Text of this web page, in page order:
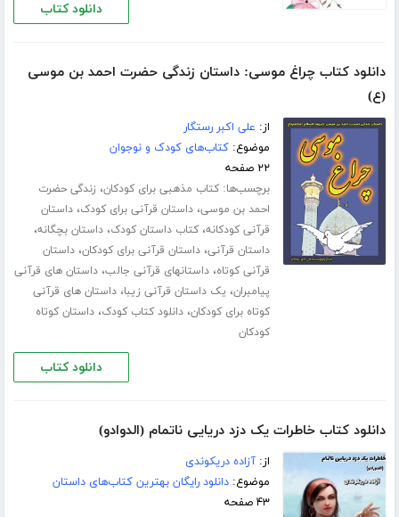
دانلود کتاب
دانلود کتاب چراغ موسی: داستان زندگی حضرت احمد بن موسی
(ع)
از: علی اکبر رستگار
موضوع:کتاب‌های کودک و نوجوان
۲۲ صفحه
برچسب‌ها:کتاب مذهبی برای کودکان، زندگی حضرت
احمد بن موسی،داستان قرآنی برای کودک،داستان
قرآنی کودکانه،کتاب داستان کودک،داستان بچگانه،
داستان قرآنی،داستان قرآنی برای کودکان،داستان
قرآنی کوتاه،داستانهای قرآنی جالب،داستان های قرآنی
پیامبران، یک داستان قرآنی زیبا،داستان های قرآنی
کوتاه برای کودکان،دانلود کتاب کودک،داستان کوتاه
کودکان
دانلود کتاب
دانلود کتاب خاطرات یک دزد دریایی ناتمام (الدوادو)
از:آزاده دریکوندی
موضوع:دانلود رایگان بهترین کتاب‌های داستان
۴۳ صفحه